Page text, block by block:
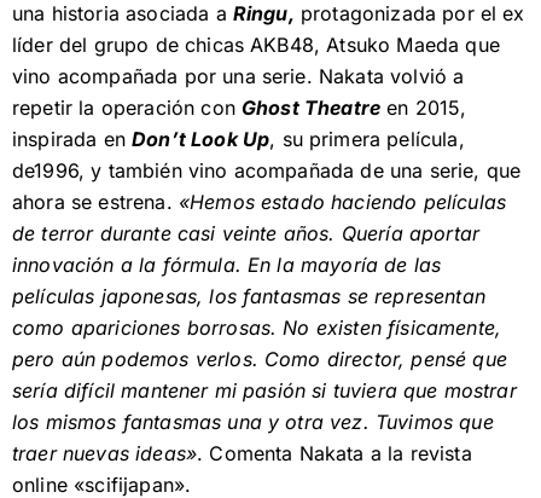
una historia asociada a Ringu, protagonizada por el ex
líder del grupo de chicas AKB48, Atsuko Maeda que
vino acompañada por una serie. Nakata volvió a
repetir la operación con Ghost Theatre en 2015,
inspirada enDon’t Look Up, su primera película,
de1996, y también vino acompañada de una serie, que
ahora se estrena. «Hemos estado haciendo películas
de terror durante casi veinte años. Quería aportar
innovación a la fórmula. En la mayoría de las
películas japonesas, los fantasmas se representan
como apariciones borrosas. No existen físicamente,
pero aún podemos verlos. Como director, pensé que
sería difícil mantener mi pasión si tuviera que mostrar
los mismos fantasmas una y otra vez. Tuvimos que
traer nuevas ideas». Comenta Nakata a la revista
online «scifijapan».